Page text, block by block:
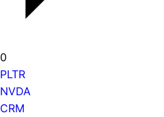
0
PLTR
NVDA
CRM